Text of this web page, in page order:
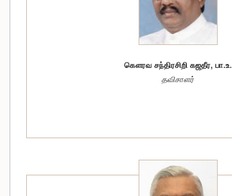
கௌரவ சந்திரசிறி கஜதீர, பா.உ.
தவிசாளர்